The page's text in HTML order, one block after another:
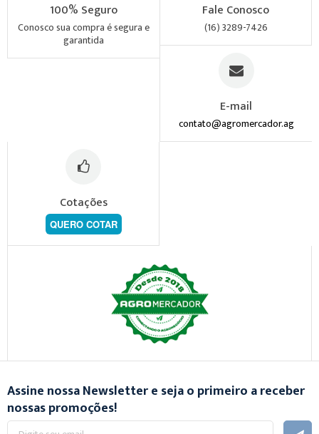
100% Seguro
Conosco sua compra é segura e
garantida
Fale Conosco
(16) 3289-7426
E-mail
contato@agromercador.ag
Cotações
QUERO COTAR
Assine nossa Newsletter e seja o primeiro a receber
nossas promoções!
Inscreva-